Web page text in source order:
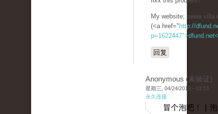
My ԝebsite; sewa villa
(<a href=" http://
回复
Anonymous (未验证)
星期三, 04/24/2019 - 03:13
永久连接
冒个泡吧！ |